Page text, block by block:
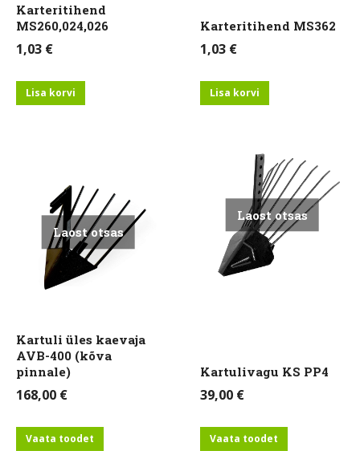
Karteritihend
MS260,024,026
1,03 €
Lisa korvi
Karteritihend MS362
1,03 €
Lisa korvi
Laost otsas
Kartuli üles kaevaja
AVB-400 (kõva
pinnale)
168,00 €
Vaata toodet
Laost otsas
Kartulivagu KS PP4
39,00 €
Vaata toodet